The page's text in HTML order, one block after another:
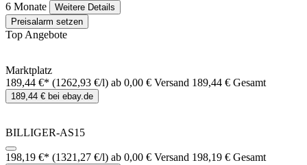
6 Monate
Weitere Details
Preisalarm setzen
Top Angebote
Marktplatz
189,44 €* (1262,93 €/l) ab 0,00 € Versand 189,44 € Gesamt
189,44 € bei ebay.de
BILLIGER-AS15
198,19 €* (1321,27 €/l) ab 0,00 € Versand 198,19 € Gesamt